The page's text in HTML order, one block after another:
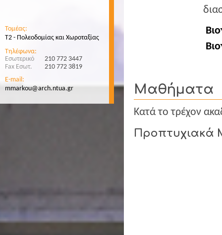
Τομέας:
T2 - Πολεοδομίας και Χωροταξίας
Τηλέφωνα:
Εσωτερικό
210 772 3447
Fax Εσωτ.
210 772 3819
E-mail:
mmarkou@arch.ntua.gr
Μαθήματα
Κατά το τρέχον
Προπτυχιακά